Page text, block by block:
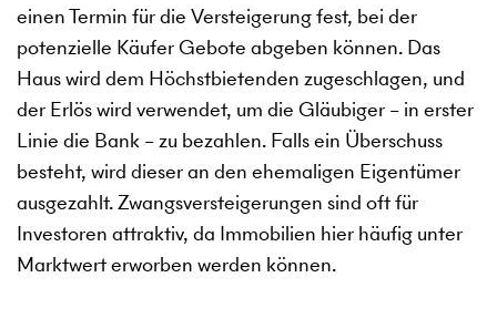
einen Termin für die Versteigerung fest, bei der
potenzielle Käufer Gebote abgeben können. Das
Haus wird dem Höchstbietenden zugeschlagen, und
der Erlös wird verwendet, um die Gläubiger – in erster
Linie die Bank – zu bezahlen. Falls ein Überschuss
besteht, wird dieser an den ehemaligen Eigentümer
ausgezahlt. Zwangsversteigerungen sind oft für
Investoren attraktiv, da Immobilien hier häufig unter
Marktwert erworben werden können.